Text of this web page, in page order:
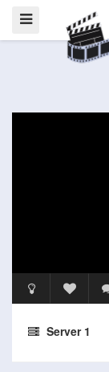
Server 1